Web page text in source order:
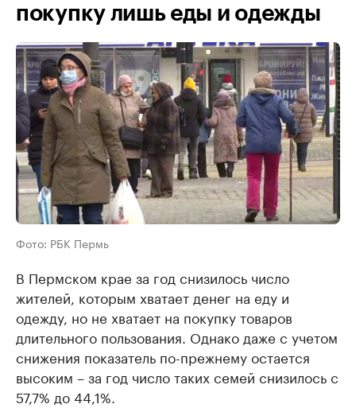
покупку лишь еды и одежды
Фото: РБК Пермь
В Пермском крае за год снизилось число
жителей, которым хватает денег на еду и
одежду, но не хватает на покупку товаров
длительного пользования. Однако даже с учетом
снижения показатель по-прежнему остается
высоким – за год число таких семей снизилось с
57,7% до 44,1%.